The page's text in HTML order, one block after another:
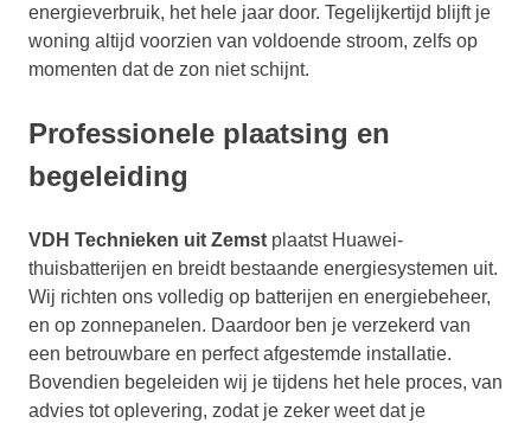
energieverbruik, het hele jaar door. Tegelijkertijd blijft je
woning altijd voorzien van voldoende stroom, zelfs op
momenten dat de zon niet schijnt.
Professionele plaatsing en
begeleiding
VDH Technieken uit Zemst plaatst Huawei-
thuisbatterijen en breidt bestaande energiesystemen uit.
Wij richten ons volledig op batterijen en energiebeheer,
en op zonnepanelen. Daardoor ben je verzekerd van
een betrouwbare en perfect afgestemde installatie.
Bovendien begeleiden wij je tijdens het hele proces, van
advies tot oplevering, zodat je zeker weet dat je